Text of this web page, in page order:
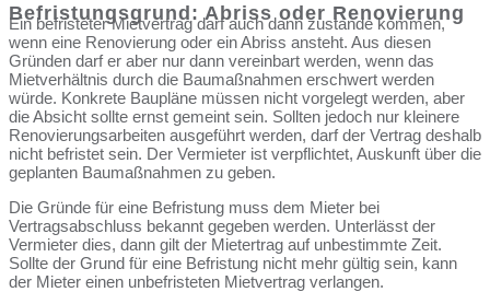
Befristungsgrund: Abriss oder Renovierung
Ein befristeter Mietvertrag darf auch dann zustande kommen,
wenn eine Renovierung oder ein Abriss ansteht. Aus diesen
Gründen darf er aber nur dann vereinbart werden, wenn das
Mietverhältnis durch die Baumaßnahmen erschwert werden
würde. Konkrete Baupläne müssen nicht vorgelegt werden, aber
die Absicht sollte ernst gemeint sein. Sollten jedoch nur kleinere
Renovierungsarbeiten ausgeführt werden, darf der Vertrag deshalb
nicht befristet sein. Der Vermieter ist verpflichtet, Auskunft über die
geplanten Baumaßnahmen zu geben.
Die Gründe für eine Befristung muss dem Mieter bei
Vertragsabschluss bekannt gegeben werden. Unterlässt der
Vermieter dies, dann gilt der Mietertrag auf unbestimmte Zeit.
Sollte der Grund für eine Befristung nicht mehr gültig sein, kann
der Mieter einen unbefristeten Mietvertrag verlangen.